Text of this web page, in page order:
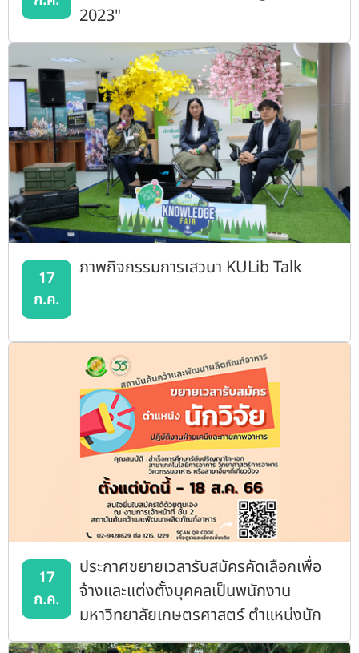
2023"
17
ก.ค.
ภาพกิจกรรมการเสวนา KULib Talk
17
ก.ค.
ประกาศขยายเวลารับสมัครคัดเลือกเพื่อ
จ้างและแต่งตั้งบุคคลเป็นพนักงาน
มหาวิทยาลัยเกษตรศาสตร์ ตำแหน่งนัก
วิจัย